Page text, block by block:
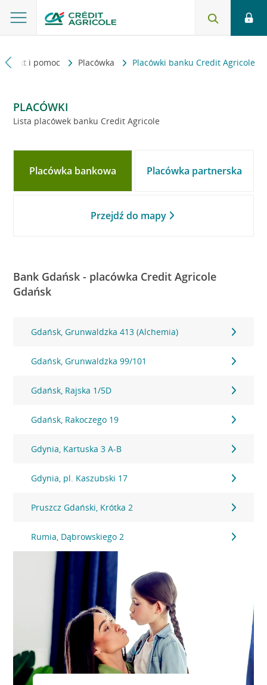
i pomoc Placówka Placówki banku Credit Agricole
PLACÓWKI
Lista placówek banku Credit Agricole
Placówka bankowa Placówka partnerska
Przejdź do mapy
Bank Gdańsk - placówka Credit Agricole
Gdańsk
Gdańsk, Grunwaldzka 413 (Alchemia)
Gdańsk, Grunwaldzka 99/101
Gdańsk, Rajska 1/5D
Gdańsk, Rakoczego 19
Gdynia, Kartuska 3 A-B
Gdynia, pl. Kaszubski 17
Pruszcz Gdański, Krótka 2
Rumia, Dąbrowskiego 2